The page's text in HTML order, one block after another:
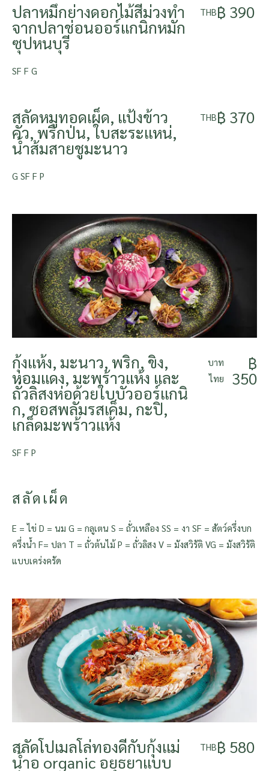
ปลาหมึกย่างดอกไม้สีม่วงทำ
จากปลาช่อนออร์แกนิกหมัก
ซุปหนบุรี
THB฿ 390
SF F G
สลัดหมูทอดเผ็ด, แป้งข้าว
คั่ว, พริกป่น, ใบสะระแหน่,
น้ำส้มสายชูมะนาว
THB฿ 370
G SF F P
กุ้งแห้ง, มะนาว, พริก, ขิง,
หอมแดง, มะพร้าวแห้ง และ
ถั่วลิสงห่อด้วยใบบัวออร์แกนิ
ก, ซอสพลัมรสเค็ม, กะปิ,
เกล็ดมะพร้าวแห้ง
บาท
ไทย
฿
350
SF F P
สลัดเผ็ด
E = ไข่ D = นม G = กลูเตน S = ถั่วเหลือง SS = งา SF = สัตว์ครึ่งบก
ครึ่งน้ำ F= ปลา T = ถั่วต้นไม้ P = ถั่วลิสง V = มังสวิรัติ VG = มังสวิรัติ
แบบเคร่งครัด
สลัดโปเมลโล่ทองดีกับกุ้งแม่
น้ำอ organic อยุธยาแบบ
THB฿ 580